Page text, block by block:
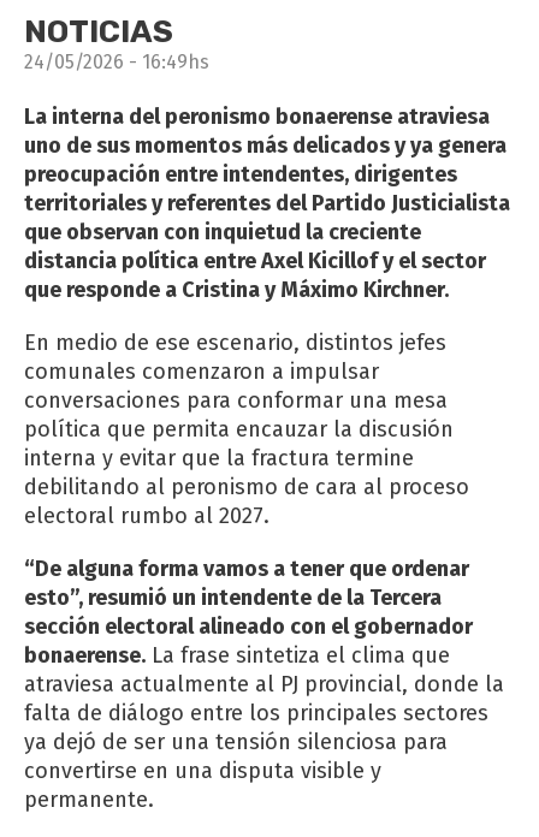
NOTICIAS
24/05/2026 - 16:49hs
La interna del peronismo bonaerense atraviesa
uno de sus momentos más delicados y ya genera
preocupación entre intendentes, dirigentes
territoriales y referentes del Partido Justicialista
que observan con inquietud la creciente
distancia política entre Axel Kicillof y el sector
que responde a Cristina y Máximo Kirchner.
En medio de ese escenario, distintos jefes
comunales comenzaron a impulsar
conversaciones para conformar una mesa
política que permita encauzar la discusión
interna y evitar que la fractura termine
debilitando al peronismo de cara al proceso
electoral rumbo al 2027.
“De alguna forma vamos a tener que ordenar
esto”, resumió un intendente de la Tercera
sección electoral alineado con el gobernador
bonaerense. La frase sintetiza el clima que
atraviesa actualmente al PJ provincial, donde la
falta de diálogo entre los principales sectores
ya dejó de ser una tensión silenciosa para
convertirse en una disputa visible y
permanente.